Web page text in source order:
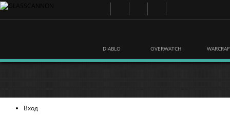
DIABLO OVERWATCH
Вход